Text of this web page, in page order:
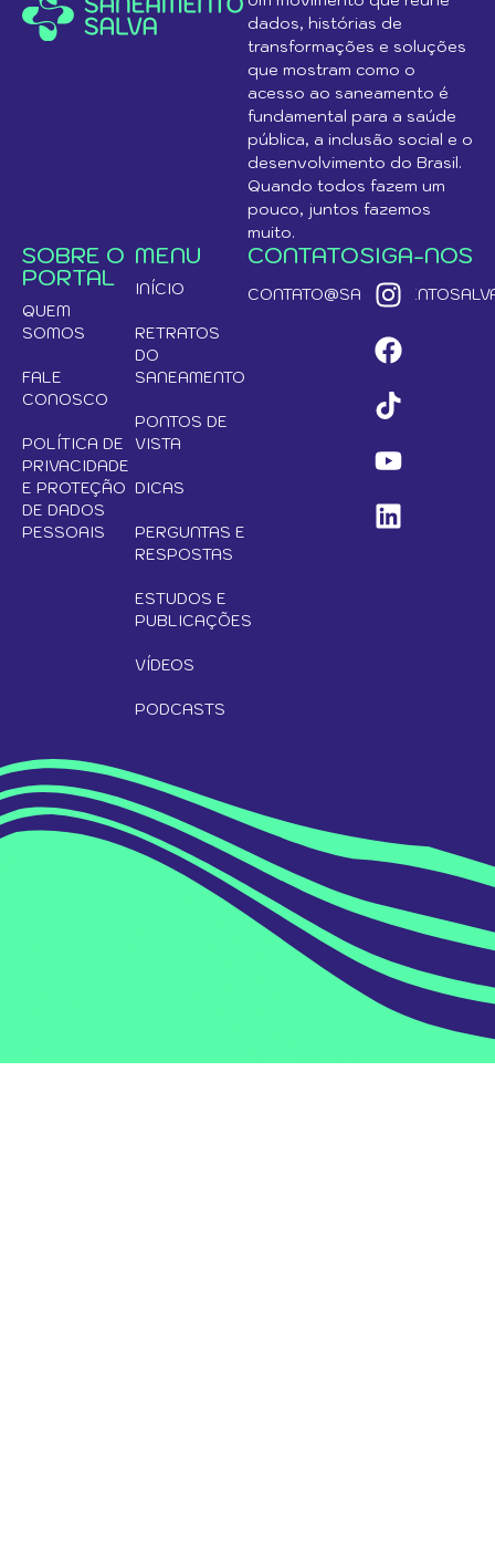
dados, histórias de
transformações e soluções
que mostram como o
acesso ao saneamento é
fundamental para a saúde
pública, a inclusão social e o
desenvolvimento do Brasil.
Quando todos fazem um
pouco, juntos fazemos
muito.
SOBRE O
PORTAL
QUEM
SOMOS
FALE
CONOSCO
POLÍTICA DE
PRIVACIDADE
E PROTEÇÃO
DE DADOS
PESSOAIS
MENU
INÍCIO
RETRATOS
DO
SANEAMENTO
PONTOS DE
VISTA
DICAS
PERGUNTAS E
RESPOSTAS
ESTUDOS E
PUBLICAÇÕES
VÍDEOS
PODCASTS
CONTATOSIGA-NOS